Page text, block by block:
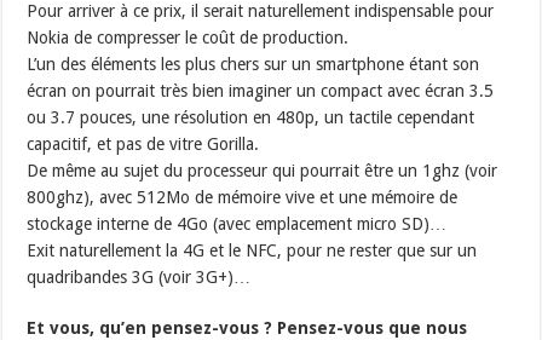
Pour arriver à ce prix, il serait naturellement indispensable pour
Nokia de compresser le coût de production.
L’un des éléments les plus chers sur un smartphone étant son
écran on pourrait très bien imaginer un compact avec écran 3.5
ou 3.7 pouces, une résolution en 480p, un tactile cependant
capacitif, et pas de vitre Gorilla.
De même au sujet du processeur qui pourrait être un 1ghz (voir
800ghz), avec 512Mo de mémoire vive et une mémoire de
stockage interne de 4Go (avec emplacement micro SD)…
Exit naturellement la 4G et le NFC, pour ne rester que sur un
quadribandes 3G (voir 3G+)…
Et vous, qu’en pensez-vous ? Pensez-vous que nous